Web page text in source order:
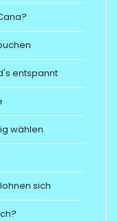
entspannt
wählen
sich